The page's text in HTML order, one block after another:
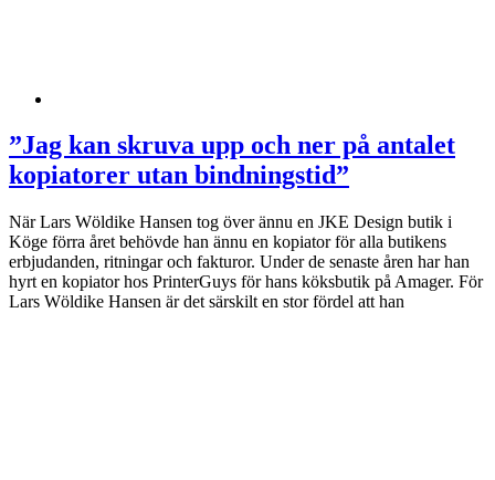
”Jag kan skruva upp och ner på antalet
kopiatorer utan bindningstid”
När Lars Wöldike Hansen tog över ännu en JKE Design butik i
Köge förra året behövde han ännu en kopiator för alla butikens
erbjudanden, ritningar och fakturor. Under de senaste åren har han
hyrt en kopiator hos PrinterGuys för hans köksbutik på Amager. För
Lars Wöldike Hansen är det särskilt en stor fördel att han